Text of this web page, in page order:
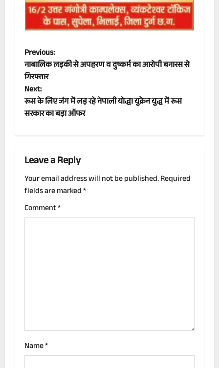
P
o
s
t
a
v
i
g
n
Previous:
नाबालिक लड़की से अपहरण व दुष्कर्म का आरोपी बनारस से
गिरफ्तार
Next:
रूस के लिए जंग में लड़ रहे नेपाली योद्धा युक्रेन युद्ध में रूस
सरकार का बड़ा ऑफर
Leave a Reply
Your email address will not be published.Required
fields are marked*
Comment*
Name*